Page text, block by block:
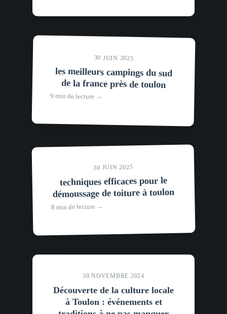
30 JUIN 2025
les meilleurs campings du sud
de la france près de toulon
9 min de lecture →
30 JUIN 2025
techniques efficaces pour le
démoussage de toiture à toulon
8 min de lecture →
30 NOVEMBRE 2024
Découverte de la culture locale
à Toulon : événements et